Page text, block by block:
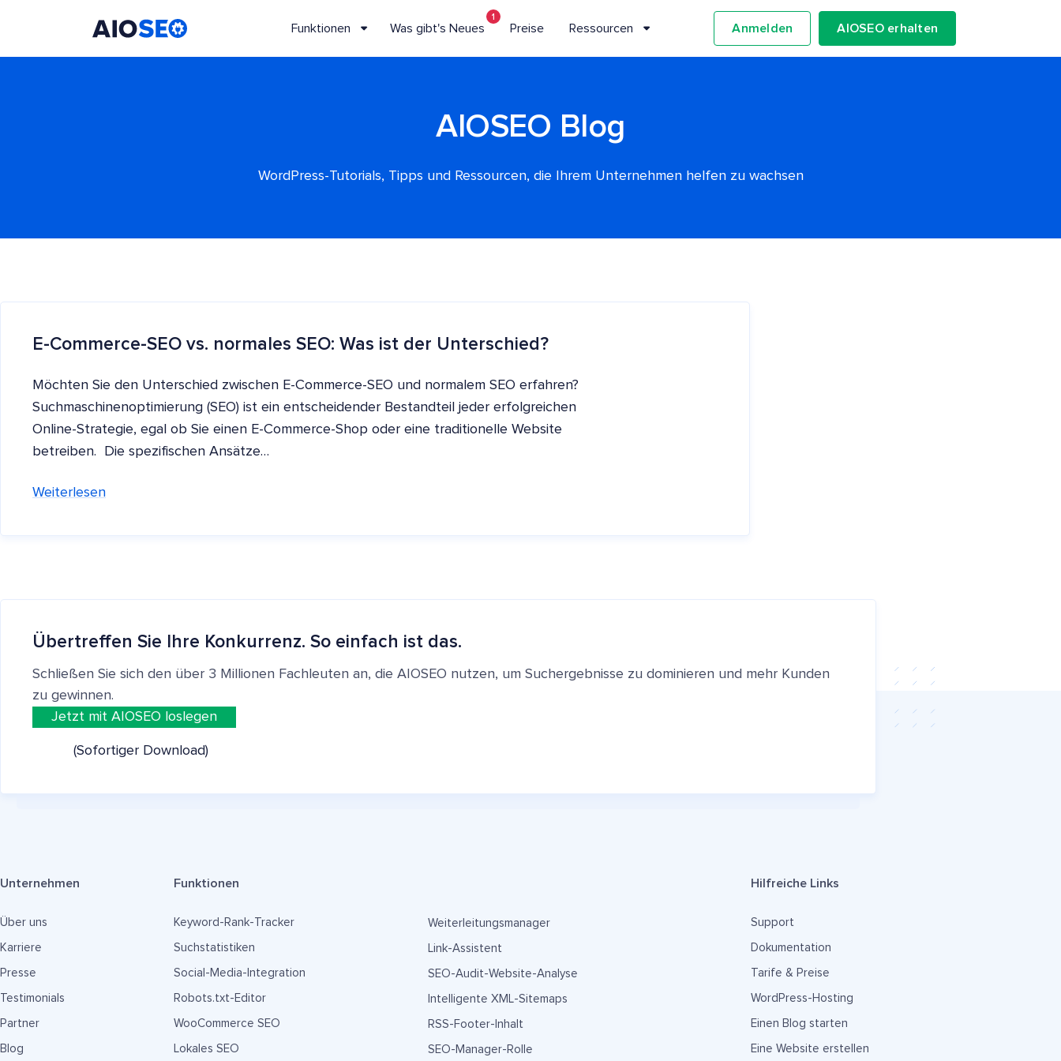
Funktionen Was gibt's Neues
1
Preise Ressourcen Anmelden AIOSEO erhalten
AIOSEO Blog
WordPress-Tutorials, Tipps und Ressourcen, die Ihrem Unternehmen helfen zu wachsen
E-Commerce-SEO vs. normales SEO: Was ist der Unterschied?
Möchten Sie den Unterschied zwischen E-Commerce-SEO und normalem SEO erfahren?
Suchmaschinenoptimierung (SEO) ist ein entscheidender Bestandteil jeder erfolgreichen
Online-Strategie, egal ob Sie einen E-Commerce-Shop oder eine traditionelle Website
betreiben. Die spezifischen Ansätze…
Weiterlesen
Übertreffen Sie Ihre Konkurrenz. So einfach ist das.
Schließen Sie sich den über 3 Millionen Fachleuten an, die AIOSEO nutzen, um Suchergebnisse zu dominieren und mehr Kunden
zu gewinnen.
Jetzt mit AIOSEO loslegen
(Sofortiger Download)
Unternehmen
Über uns
Karriere
Presse
Testimonials
Partner
Blog
Funktionen
Keyword-Rank-Tracker
Suchstatistiken
Social-Media-Integration
Robots.txt-Editor
WooCommerce SEO
Lokales SEO
Weiterleitungsmanager
Link-Assistent
SEO-Audit-Website-Analyse
Intelligente XML-Sitemaps
RSS-Footer-Inhalt
SEO-Manager-Rolle
Hilfreiche Links
Support
Dokumentation
Tarife & Preise
WordPress-Hosting
Einen Blog starten
Eine Website erstellen